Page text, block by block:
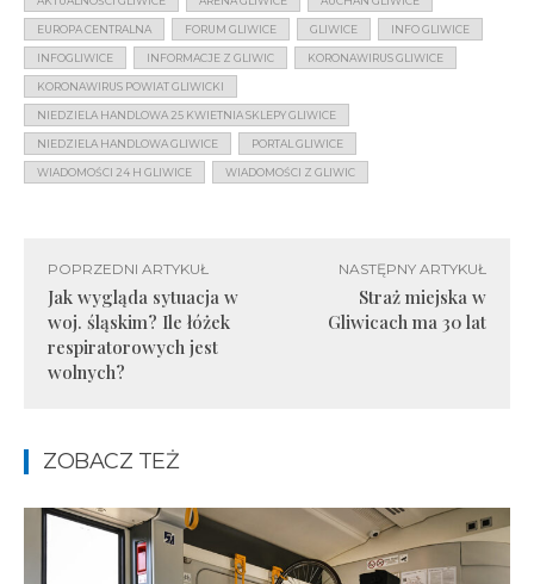
EUROPA CENTRALNA FORUM GLIWICE GLIWICE INFO GLIWICE
INFOGLIWICE INFORMACJE Z GLIWIC KORONAWIRUS GLIWICE
KORONAWIRUS POWIAT GLIWICKI
NIEDZIELA HANDLOWA 25 KWIETNIA SKLEPY GLIWICE
NIEDZIELA HANDLOWA GLIWICE PORTAL GLIWICE
WIADOMOŚCI 24 H GLIWICE WIADOMOŚCI Z GLIWIC
POPRZEDNI ARTYKUŁ
Jak wygląda sytuacja w
woj. śląskim? Ile łóżek
respiratorowych jest
wolnych?
NASTĘPNY ARTYKUŁ
Straż miejska w
Gliwicach ma 30 lat
ZOBACZ TEŻ